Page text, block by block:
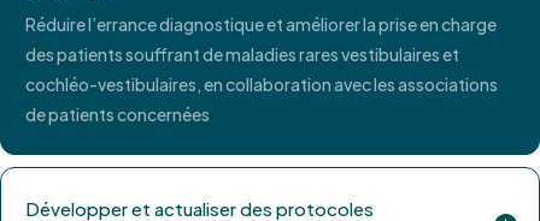
Réduire l’errance diagnostique et améliorer la prise en charge
des patients souffrant de maladies rares vestibulaires et
cochléo-vestibulaires, en collaboration avec les associations
de patients concernées
Développer et actualiser des protocoles